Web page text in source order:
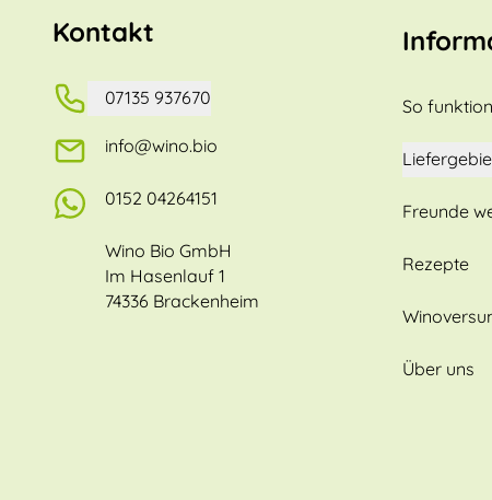
Kontakt
07135 937670
info@wino.bio
0152 04264151
Wino Bio GmbH
Im Hasenlauf 1
74336 Brackenheim
So
Freunde
Rezepte
Über uns